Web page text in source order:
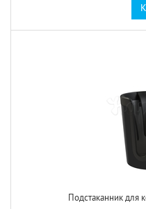
Подстаканник для